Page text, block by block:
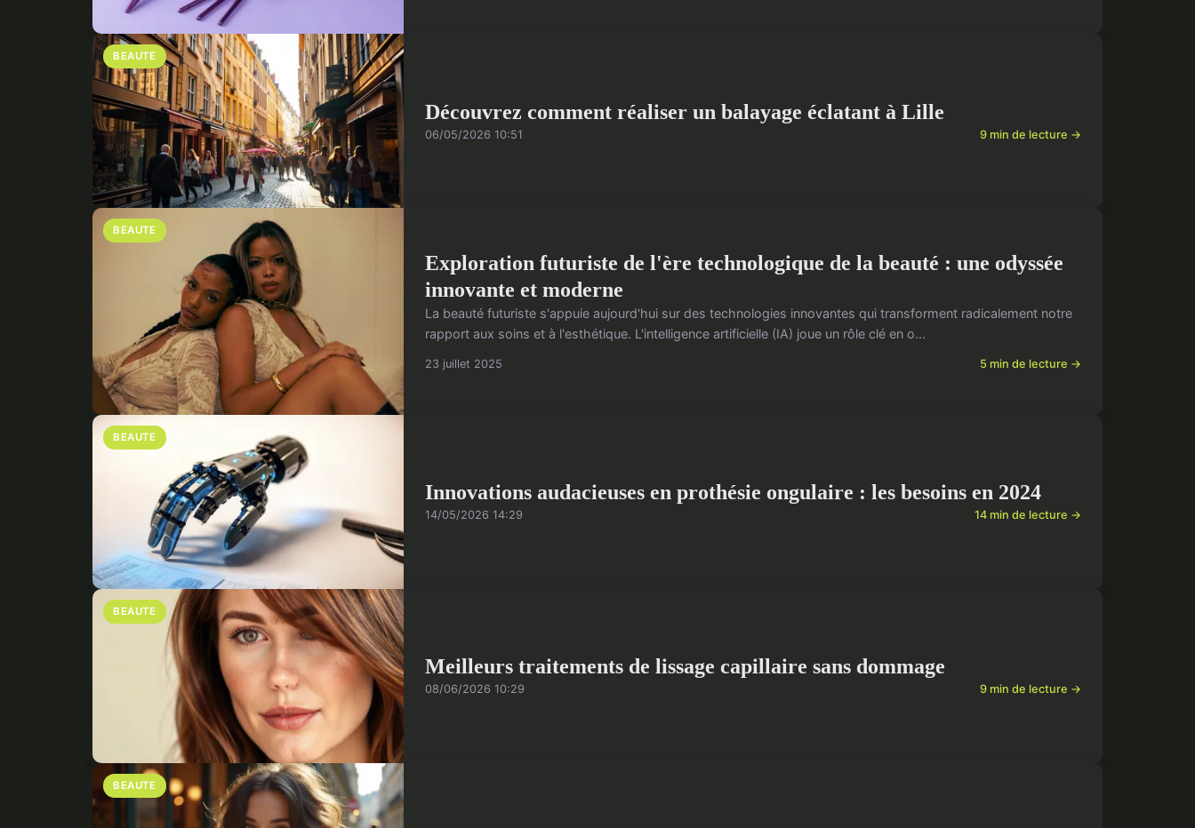
BEAUTE
Découvrez comment réaliser un balayage éclatant à Lille
06/05/2026 10:51 9 min de lecture →
BEAUTE
Exploration futuriste de l'ère technologique de la beauté : une odyssée
innovante et moderne
La beauté futuriste s'appuie aujourd'hui sur des technologies innovantes qui transforment radicalement notre
rapport aux soins et à l'esthétique. L'intelligence artificielle (IA) joue un rôle clé en o...
23 juillet 2025 5 min de lecture →
BEAUTE
Innovations audacieuses en prothésie ongulaire : les besoins en 2024
14/05/2026 14:29 14 min de lecture →
BEAUTE
Meilleurs traitements de lissage capillaire sans dommage
08/06/2026 10:29 9 min de lecture →
BEAUTE